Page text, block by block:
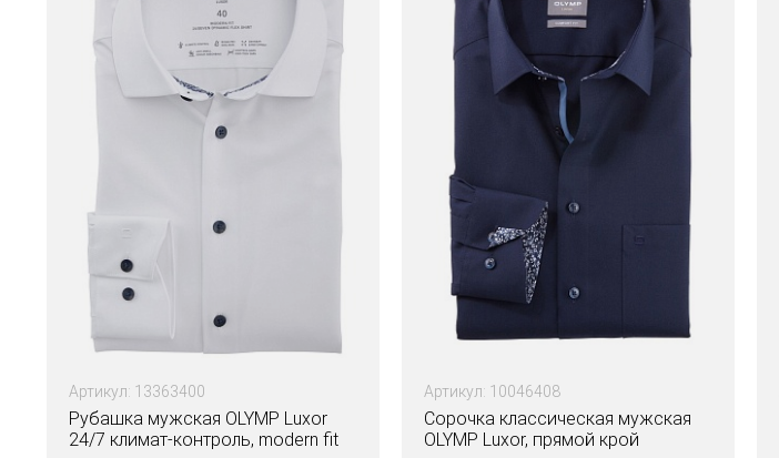
Артикул: 13363400
Рубашка мужская OLYMP Luxor
24/7 климат-контроль, modern fit
Артикул: 10046408
Сорочка классическая мужская
OLYMP Luxor, прямой крой